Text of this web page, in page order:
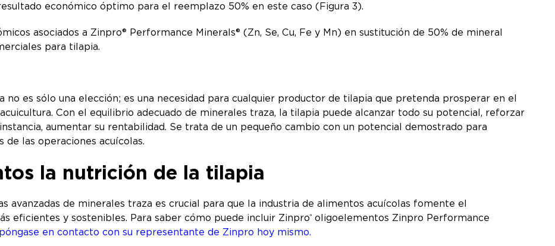
económico óptimo para el reemplazo 50% en este caso (Figura 3).
asociados a Zinpro® Performance Minerals® (Zn, Se, Cu, Fe y Mn) en sustitución de 50% de mineral
para tilapia.
no es sólo una elección; es una necesidad para cualquier productor de tilapia que pretenda prosperar en el
Con el equilibrio adecuado de minerales traza, la tilapia puede alcanzar todo su potencial, reforzar
aumentar su rentabilidad. Se trata de un pequeño cambio con un potencial demostrado para
las operaciones acuícolas.
la nutrición de la tilapia
avanzadas de minerales traza es crucial para que la industria de alimentos acuícolas fomente el
eficientes y sostenibles. Para saber cómo puede incluir Zinpro® oligoelementos Zinpro Performance
póngase en contacto con su representante de Zinpro hoy mismo.